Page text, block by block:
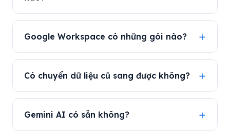
Google Workspace có những gói nào?
Có chuyển dữ liệu cũ sang được không?
Gemini AI có sẵn không?